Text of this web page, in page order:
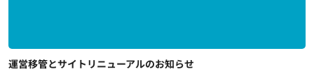
運営移管とサイトリニューアルのお知らせ